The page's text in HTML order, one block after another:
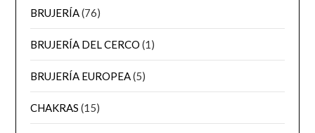
BRUJERÍA(76)
BRUJERÍA DEL CERCO (1)
BRUJERÍA EUROPEA(5)
CHAKRAS (15)